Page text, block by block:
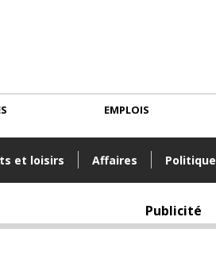
et loisirs Affaires Politique
EMPLOIS
Publicité